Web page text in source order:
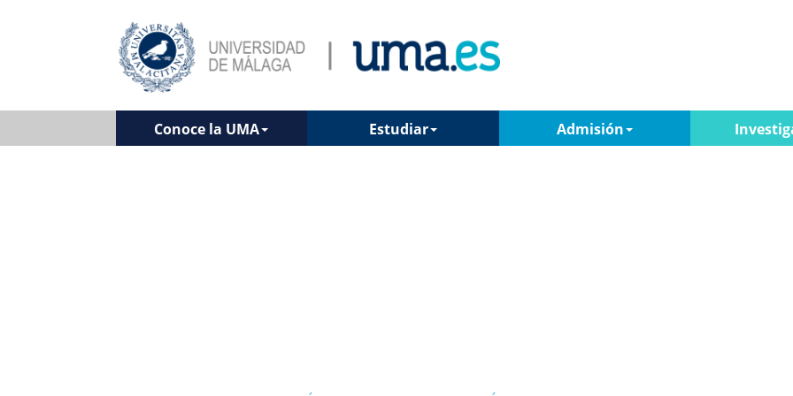
Conoce la UMA Estudiar Admisión